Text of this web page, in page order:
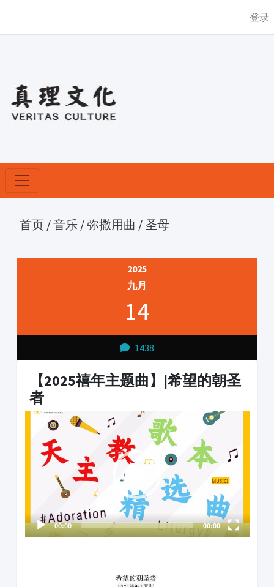
登录
首页 /音乐 /弥撒用曲 /圣母
2025
九月
14
1438
【2025禧年主题曲】|希望的朝圣
者
Video
Player
00:00 00:00